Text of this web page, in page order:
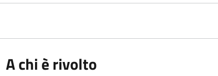
A chi è rivolto